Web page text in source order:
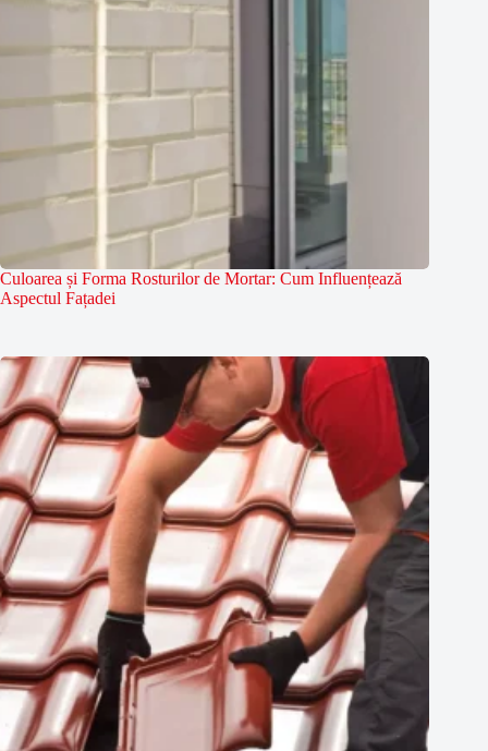
Culoarea și Forma Rosturilor de Mortar: Cum Influențează
Aspectul Fațadei